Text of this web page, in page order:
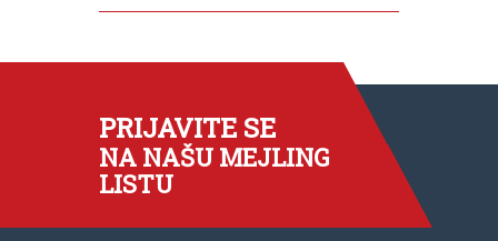
PRIJAVITE SE
NA NAŠU MEJLING
LISTU